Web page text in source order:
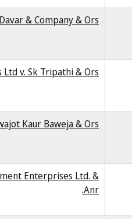
& Company & Ors
Ltd v. Sk Tripathi & Ors
Kaur Baweja & Ors
Enterprises Ltd. &
Anr.